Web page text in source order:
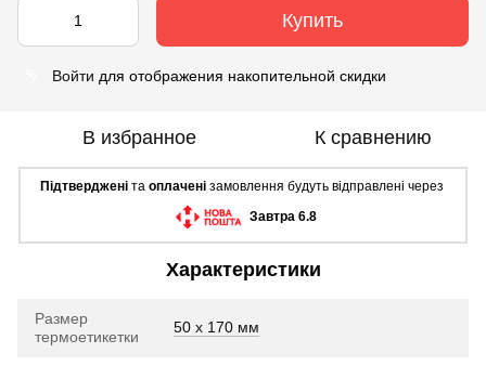
Купить
Войти для отображения накопительной скидки
В избранное К сравнению
Підтверджені та оплаченізамовлення будуть відправлені через
Завтра 6.8
Характеристики
Размер
термоетикетки
50 х 170 мм